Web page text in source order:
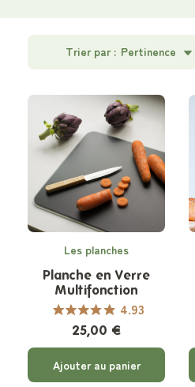
Trier par : Pertinence
Les planches
Planche en Verre
Multifonction
4.93
25,00 €
Ajouter au panier